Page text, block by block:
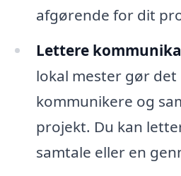
afgørende for dit
Lettere
lokal mester gør
kommunikere og
projekt. Du kan
samtale eller en